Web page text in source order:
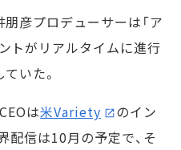
朋彦プロデューサーは「ア
トがリアルタイムに進行
いた。
は米Variety
のイン
信は10月の予定で、そ